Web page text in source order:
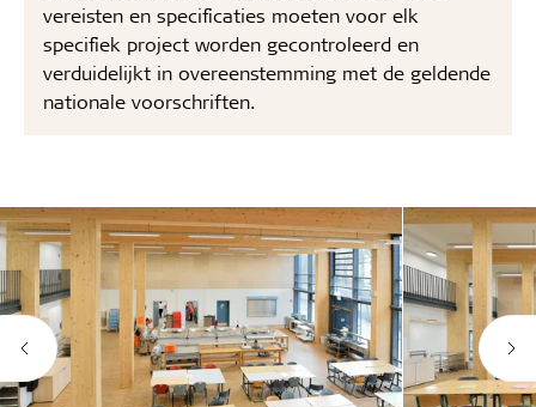
vereisten en specificaties moeten voor elk
specifiek project worden gecontroleerd en
verduidelijkt in overeenstemming met de geldende
nationale voorschriften.